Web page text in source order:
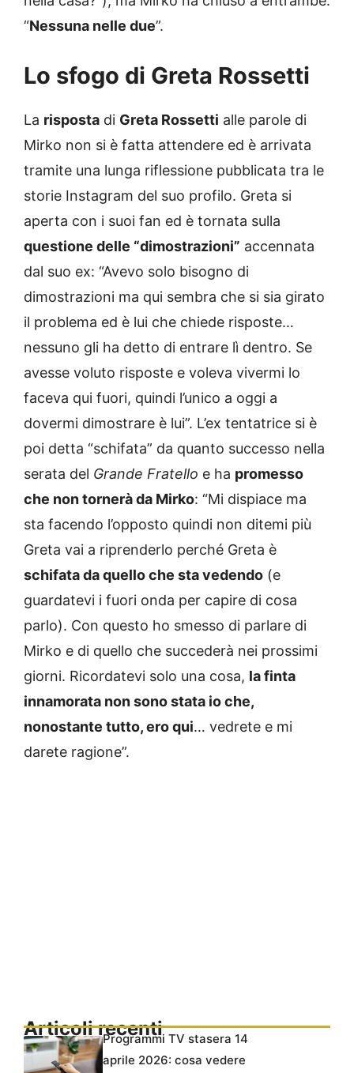
“Nessuna nelle due”.
Lo sfogo di Greta Rossetti
La risposta di Greta Rossetti alle parole di
Mirko non si è fatta attendere ed è arrivata
tramite una lunga riflessione pubblicata tra le
storie Instagram del suo profilo. Greta si
aperta con i suoi fan ed è tornata sulla
questione delle “dimostrazioni” accennata
dal suo ex: “Avevo solo bisogno di
dimostrazioni ma qui sembra che si sia girato
il problema ed è lui che chiede risposte…
nessuno gli ha detto di entrare lì dentro. Se
avesse voluto risposte e voleva vivermi lo
faceva qui fuori, quindi l’unico a oggi a
dovermi dimostrare è lui”. L’ex tentatrice si è
poi detta “schifata” da quanto successo nella
serata del Grande Fratello e ha promesso
che non tornerà da Mirko: “Mi dispiace ma
sta facendo l’opposto quindi non ditemi più
Greta vai a riprenderlo perché Greta è
schifata da quello che sta vedendo (e
guardatevi i fuori onda per capire di cosa
parlo). Con questo ho smesso di parlare di
Mirko e di quello che succederà nei prossimi
giorni. Ricordatevi solo una cosa, la finta
innamorata non sono stata io che,
nonostante tutto, ero qui… vedrete e mi
darete ragione”.
Articoli recentiProgrammi TV stasera 14
aprile 2026: cosa vedere